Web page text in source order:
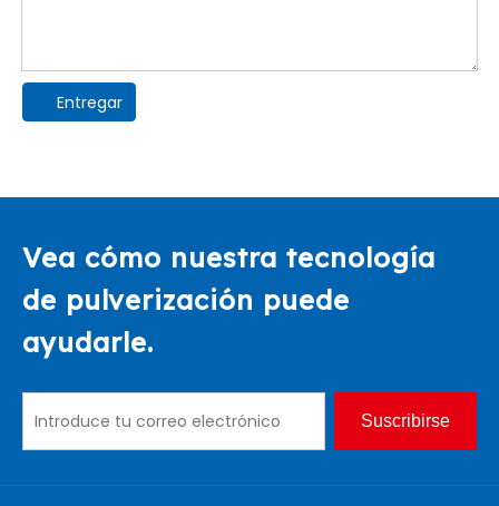
Entregar
Vea cómo nuestra tecnología
de pulverización puede
ayudarle.
Suscribirse